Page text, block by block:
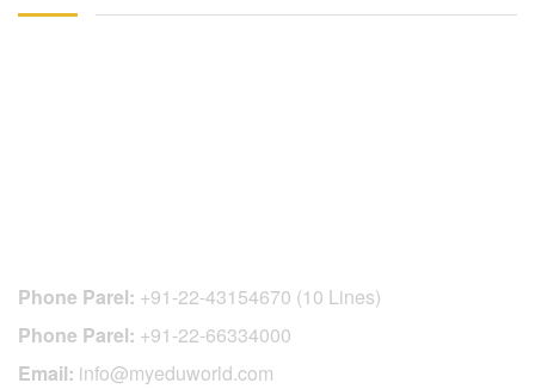
Phone Parel: +91-22-43154670 (10 Lines)
Phone Parel: +91-22-66334000
Email: info@myeduworld.com